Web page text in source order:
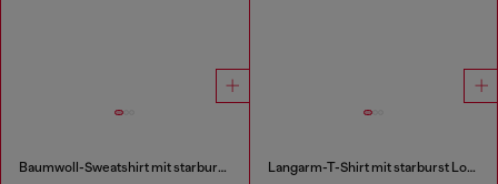
Baumwoll-Sweatshirt mit starburst Logo-Print Langarm-T-Shirt mit starburst Logo-Print